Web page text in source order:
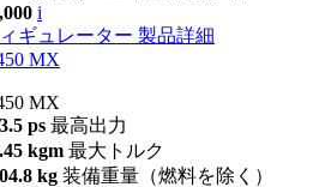
i
ギュレーター 製品詳細
MX
MX
ps 最高出力
kgm 最大トルク
kg 装備重量（燃料を除く）